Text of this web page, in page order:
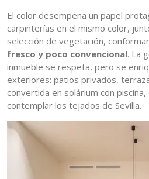
El color desempeña un papel
carpinterías en el mismo color,
selección de vegetación,
fresco y poco convencional. La
inmueble se respeta, pero se
exteriores: patios privados,
convertida en solárium con
contemplar los tejados de Sevilla.